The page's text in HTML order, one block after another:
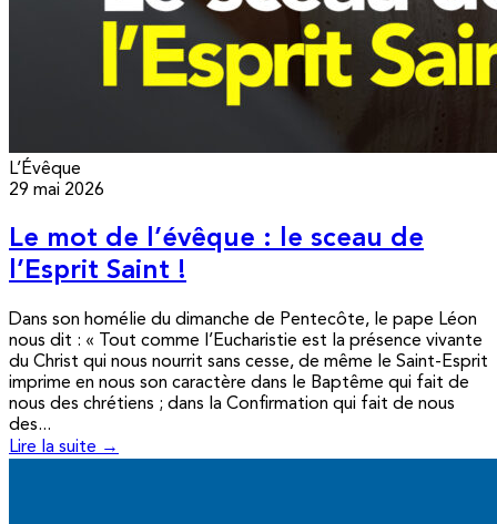
L’Évêque
29 mai 2026
Le mot de l’évêque : le sceau de
l’Esprit Saint !
Dans son homélie du dimanche de Pentecôte, le pape Léon
nous dit : « Tout comme l’Eucharistie est la présence vivante
du Christ qui nous nourrit sans cesse, de même le Saint-Esprit
imprime en nous son caractère dans le Baptême qui fait de
nous des chrétiens ; dans la Confirmation qui fait de nous
des...
Lire la suite →